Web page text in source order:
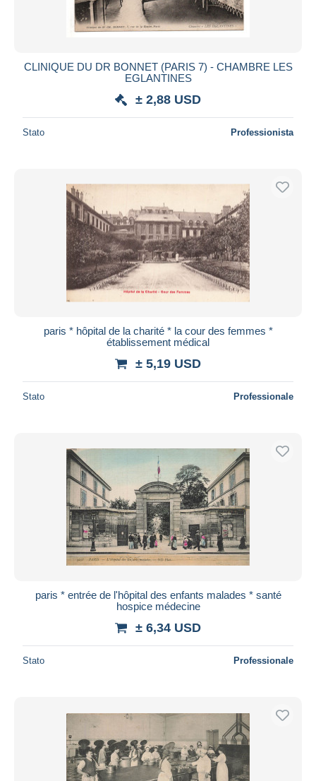
CLINIQUE DU DR BONNET (PARIS 7) - CHAMBRE LES
EGLANTINES
± 2,88 USD
Stato Professionista
paris * hôpital de la charité * la cour des femmes *
établissement médical
± 5,19 USD
Stato Professionale
paris * entrée de l'hôpital des enfants malades * santé
hospice médecine
± 6,34 USD
Stato Professionale